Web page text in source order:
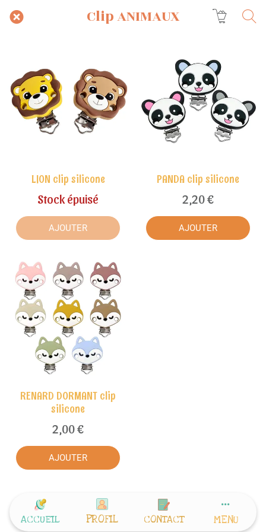
Clip ANIMAUX
LION clip silicone
Stock épuisé
AJOUTER
PANDA clip silicone
2,20 €
AJOUTER
RENARD DORMANT clip
silicone
2,00 €
AJOUTER
ACCUEIL PROFIL CONTACT MENU